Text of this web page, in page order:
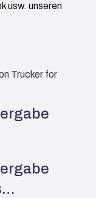
usw. unseren